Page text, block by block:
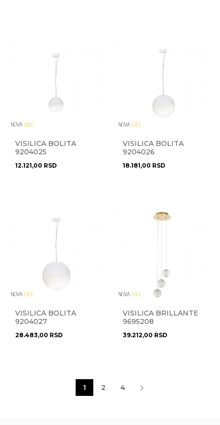
VISILICA BOLITA
9204025
12.121,00 RSD
VISILICA BOLITA
9204026
18.181,00 RSD
VISILICA BOLITA
9204027
28.483,00 RSD
VISILICA BRILLANTE
9695208
39.212,00 RSD
1 2 4